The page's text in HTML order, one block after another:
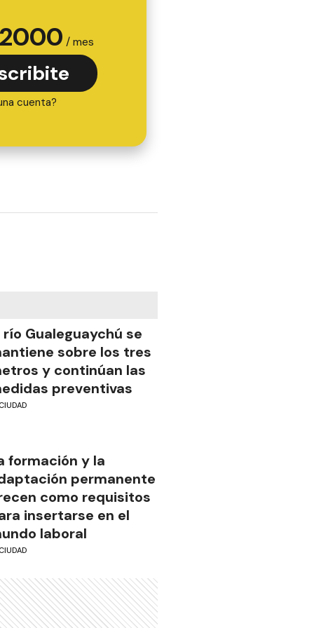
2000 / mes
cuenta?
río Gualeguaychú se
sobre los tres
y continúan las
preventivas
formación y la
permanente
como requisitos
insertarse en el
laboral